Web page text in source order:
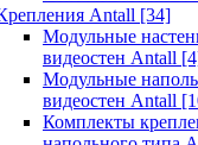
Antall [34]
Модульные
видеостен Antall
Модульные
видеостен Antall
Комплекты